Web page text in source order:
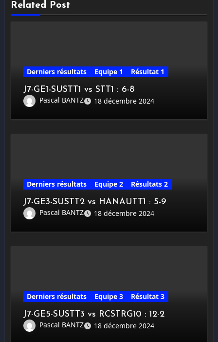
Related Post
Derniers résultats Equipe 1
Résultat 1
J7-GE1-SUSTT1 vs STT1 : 6-8
Pascal BANTZ
18 décembre 2024
Derniers résultats Equipe 2
Résultats 2
J7-GE3-SUSTT2 vs HANAUTT1 : 5-9
Pascal BANTZ
18 décembre 2024
Derniers résultats Equipe 3
Résultat 3
J7-GE5-SUSTT3 vs RCSTRG10 : 12-2
Pascal BANTZ
18 décembre 2024